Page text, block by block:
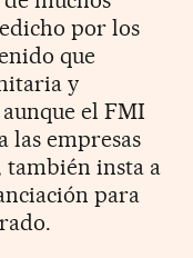
por los
que
y
el FMI
las empresas
también insta a
para